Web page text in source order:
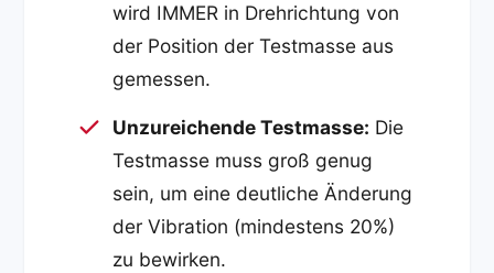
wird IMMER in Drehrichtung von
der Position der Testmasse aus
gemessen.
Unzureichende Testmasse: Die
Testmasse muss groß genug
sein, um eine deutliche Änderung
der Vibration (mindestens 20%)
zu bewirken.